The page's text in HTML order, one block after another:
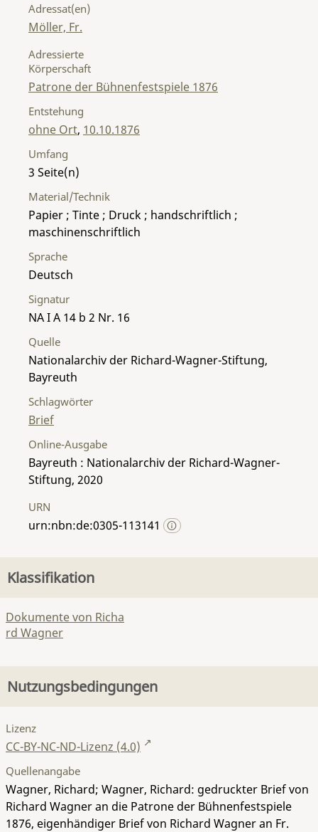
Adressat(en)
Möller, Fr.
Adressierte
Körperschaft
Patrone der Bühnenfestspiele 1876
Entstehung
ohne Ort, 10.10.1876
Umfang
3
Material/Technik
Papier ; Tinte ; Druck ; handschriftlich ;
maschinenschriftlich
Sprache
Deutsch
Signatur
NA I A 14 b 2 Nr. 16
Quelle
Nationalarchiv der Richard-Wagner-Stiftung,
Bayreuth
Schlagwörter
Brief
Online-Ausgabe
Bayreuth : Nationalarchiv der Richard-Wagner-
Stiftung, 2020
URN
urn:nbn:de:0305-113141
Klassifikation
Dokumente von Richa
rd Wagner
Nutzungsbedingungen
Lizenz
CC-BY-NC-ND-Lizenz (4.0)
Quellenangabe
Wagner, Richard; Wagner, Richard: gedruckter Brief von
Richard Wagner an die Patrone der Bühnenfestspiele
1876, eigenhändiger Brief von Richard Wagner an Fr.